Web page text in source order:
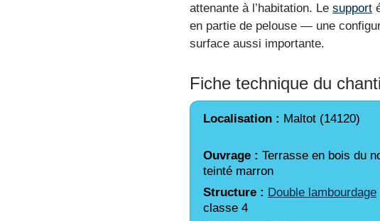
attenante à l’habitation. Le support
en partie de pelouse — une
surface aussi importante.
Fiche technique du
Localisation : Maltot (14120)
Ouvrage : Terrasse en bois du
teinté marron
Structure : Double lambourdage
classe 4